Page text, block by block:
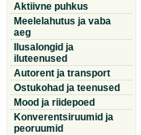
Aktiivne puhkus
Meelelahutus ja vaba
aeg
Ilusalongid ja
iluteenused
Autorent ja transport
Ostukohad ja teenused
Mood ja riidepoed
Konverentsiruumid ja
peoruumid